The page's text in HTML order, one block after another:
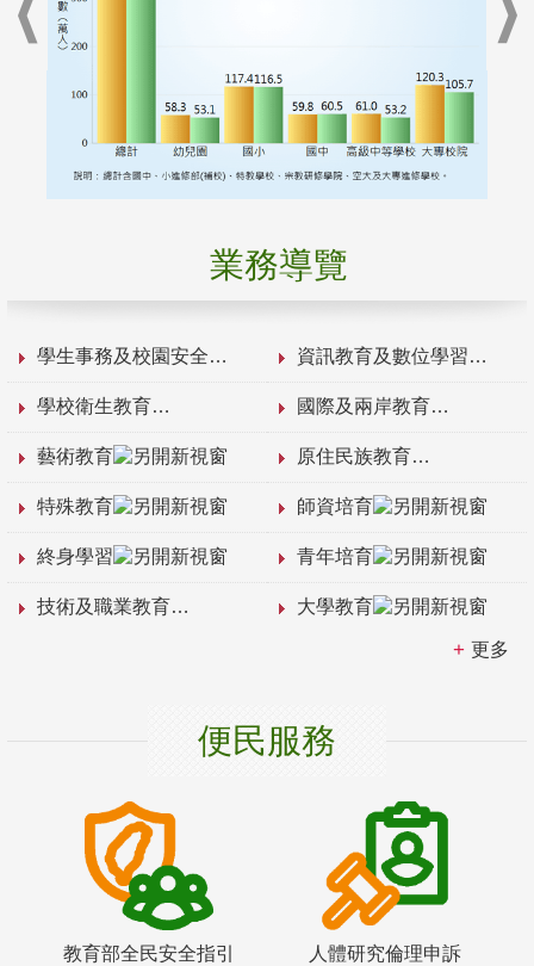
業務導覽
學生事務及校園安全 資訊教育及數位學習
學校衛生教育 國際及兩岸教育
藝術教育 原住民族教育
特殊教育 師資培育
終身學習 青年培育
技術及職業教育 大學教育
更多
便民服務
教育部全民安全指引
人體研究倫理申訴